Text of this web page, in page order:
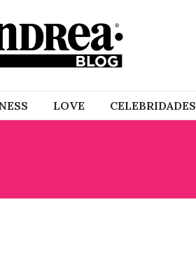
LOVE CELEBRIDADES